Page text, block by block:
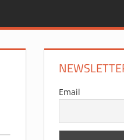
Email